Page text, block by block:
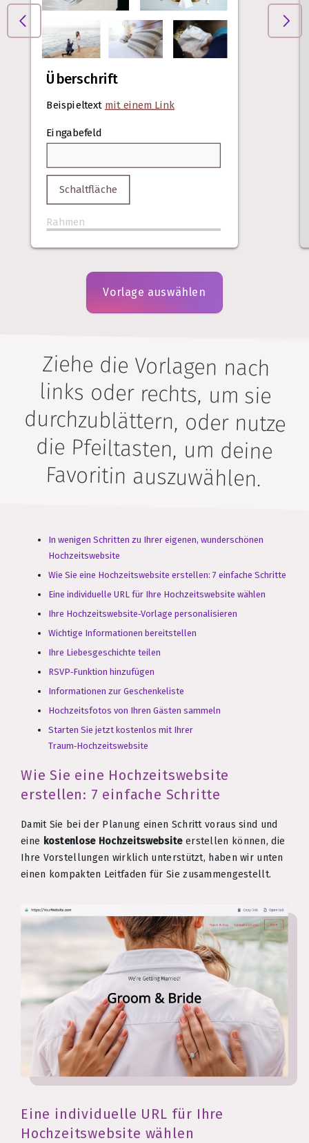
Überschrift
Beispieltextmit einem Link
Eingabefeld
Schaltfläche
Rahmen
Vorlage auswählen
Ziehe die Vorlagen nach
links oder rechts, um sie
durchzublättern, oder nutze
die Pfeiltasten, um deine
Favoritin auszuwählen.
In wenigen Schritten zu Ihrer eigenen, wunderschönen
Hochzeitswebsite
Wie Sie eine Hochzeitswebsite erstellen: 7 einfache Schritte
Eine individuelle URL für Ihre Hochzeitswebsite wählen
Ihre Hochzeitswebsite‑Vorlage personalisieren
Wichtige Informationen bereitstellen
Ihre Liebesgeschichte teilen
RSVP‑Funktion hinzufügen
Informationen zur Geschenkeliste
Hochzeitsfotos von Ihren Gästen sammeln
Starten Sie jetzt kostenlos mit Ihrer
Traum‑Hochzeitswebsite
Wie Sie eine Hochzeitswebsite
erstellen: 7 einfache Schritte
Damit Sie bei der Planung einen Schritt voraus sind und
eine kostenlose Hochzeitswebsiteerstellen können, die
Ihre Vorstellungen wirklich unterstützt, haben wir unten
einen kompakten Leitfaden für Sie zusammengestellt.
Eine individuelle URL für Ihre
Hochzeitswebsite wählen